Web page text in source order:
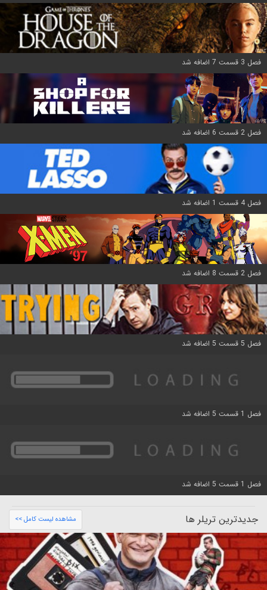
فصل 3 قسمت 7 اضافه شد
فصل 2 قسمت 6 اضافه شد
فصل 4 قسمت 1 اضافه شد
فصل 2 قسمت 8 اضافه شد
فصل 5 قسمت 5 اضافه شد
فصل 1 قسمت 5 اضافه شد
فصل 1 قسمت 5 اضافه شد
جدیدترین تریلر ها مشاهده لیست کامل >>